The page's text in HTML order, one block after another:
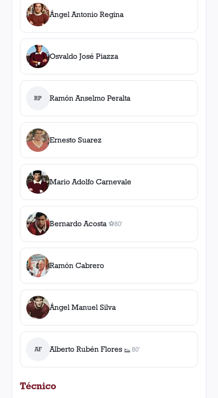
Ángel Antonio Regina
Osvaldo José Piazza
RP Ramón Anselmo Peralta
Ernesto Suarez
Mario Adolfo Carnevale
Bernardo Acosta ⚽
1gol
80'
Ramón Cabrero
Ángel Manuel Silva
AF Alberto Rubén Flores 👟
1asistencia
80'
Técnico